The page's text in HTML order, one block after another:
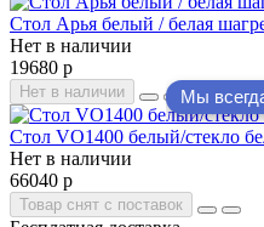
Стол Арья белый / белая
Нет в наличии
19680 р
Нет в наличии
Стол VO1400 белый/стекло
Нет в наличии
66040 р
Товар снят с поставок
Мы